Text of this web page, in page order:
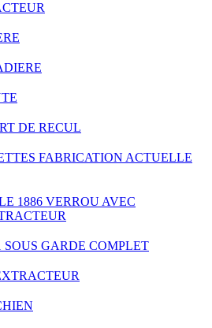
DE RECUL
FABRICATION ACTUELLE
1886 VERROU AVEC
SOUS GARDE COMPLET